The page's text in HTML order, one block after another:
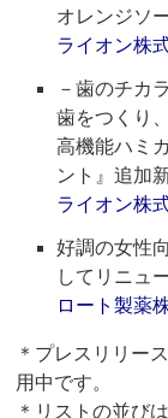
オレンジソ
ライオン株
－歯のチカ
歯をつくり
高機能ハミ
ント』追加
ライオン株
好調の女性
してリニュ
ロート製薬
＊プレスリリー
用中です。
＊リストの並び